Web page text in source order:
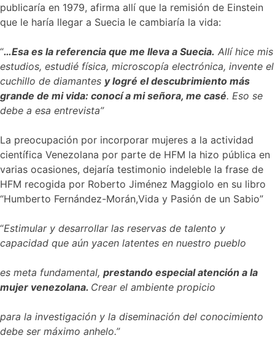
publicaría en 1979, afirma allí que la remisión de Einstein
que le haría llegar a Suecia le cambiaría la vida:
“…Esa es la referencia que me lleva a Suecia. Allí hice mis
estudios, estudié física, microscopía electrónica, invente el
cuchillo de diamantes y logré el descubrimiento más
grande de mi vida: conocí a mi señora, me casé. Eso se
debe a esa entrevista”
La preocupación por incorporar mujeres a la actividad
científica Venezolana por parte de HFM la hizo pública en
varias ocasiones, dejaría testimonio indeleble la frase de
HFM recogida por Roberto Jiménez Maggiolo en su libro
“Humberto Fernández-Morán,Vida y Pasión de un Sabio”
“Estimular y desarrollar las reservas de talento y
capacidad que aún yacen latentes en nuestro pueblo
es meta fundamental, prestando especial atención a la
mujer venezolana. Crear el ambiente propicio
para la investigación y la diseminación del conocimiento
debe ser máximo anhelo.”